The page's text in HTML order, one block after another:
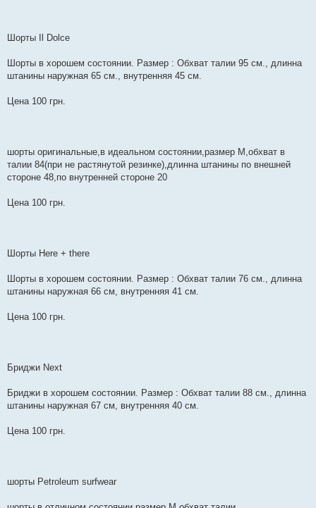
Шорты Il Dolce
Шорты в хорошем состоянии. Размер : Обхват талии 95 см., длинна
штанины наружная 65 см., внутренняя 45 см.
Цена 100 грн.
шорты оригинальные,в идеальном состоянии,размер М,обхват в
талии 84(при не растянутой резинке),длинна штанины по внешней
стороне 48,по внутренней стороне 20
Цена 100 грн.
Шорты Here + there
Шорты в хорошем состоянии. Размер : Обхват талии 76 см., длинна
штанины наружная 66 см, внутренняя 41 см.
Цена 100 грн.
Бриджи Next
Бриджи в хорошем состоянии. Размер : Обхват талии 88 см., длинна
штанины наружная 67 см, внутренняя 40 см.
Цена 100 грн.
шорты Petroleum surfwear